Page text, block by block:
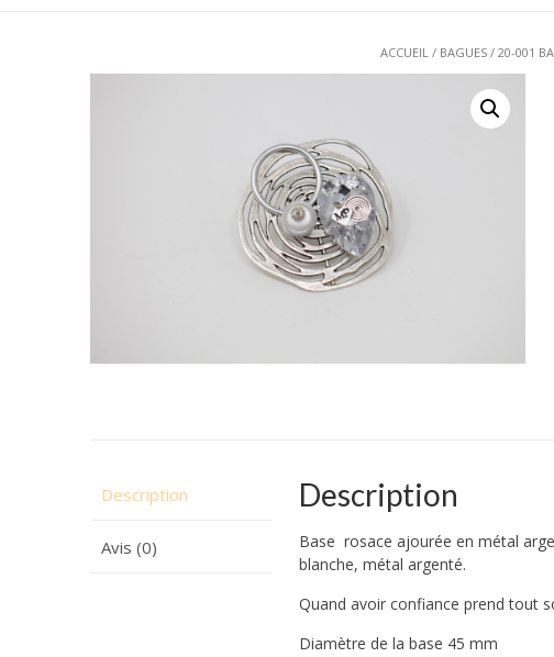
ACCUEIL / BAGUES / 20-001
Description
Avis (0)
Description
Base rosace ajourée en métal
blanche, métal argenté.
Quand avoir confiance prend tout
Diamètre de la base 45 mm